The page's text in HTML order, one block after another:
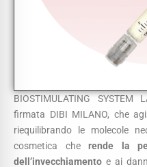
BIOSTIMULATING
firmata DIBI MILANO, che
riequilibrando le molecole
cosmetica che rende la
dell’invecchiamento e ai